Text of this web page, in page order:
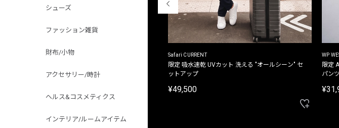
シューズ
ファッション雑貨
財布/小物
アクセサリー/時計
ヘルス&コスメティクス
インテリア/ルームアイテム
Safari CURRENT
限定 吸水速乾 UVカット 洗える "オールシーン" セ
ットアップ
¥49,500
WP
限定
パンツ